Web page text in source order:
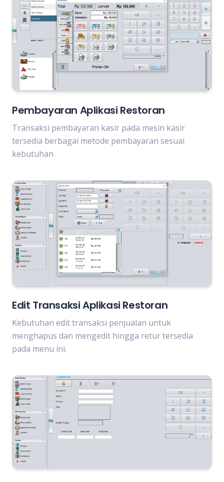
Pembayaran Aplikasi Restoran
Transaksi pembayaran kasir pada mesin kasir
tersedia berbagai metode pembayaran sesuai
kebutuhan
Edit Transaksi Aplikasi Restoran
Kebutuhan edit transaksi penjualan untuk
menghapus dan mengedit hingga retur tersedia
pada menu ini.